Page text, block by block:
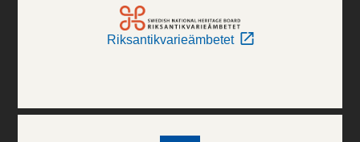
Riksantikvarieämbetet